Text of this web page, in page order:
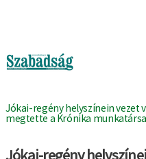
Jókai-regény helyszínein vezet
megtette a Krónika
Jókai-regény